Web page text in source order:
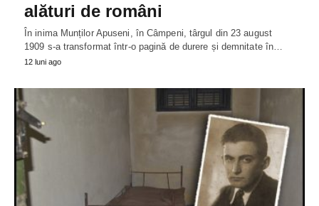
alături de români
În inima Munților Apuseni, în Câmpeni, târgul din 23 august
1909 s-a transformat într-o pagină de durere și demnitate în…
12 luni ago